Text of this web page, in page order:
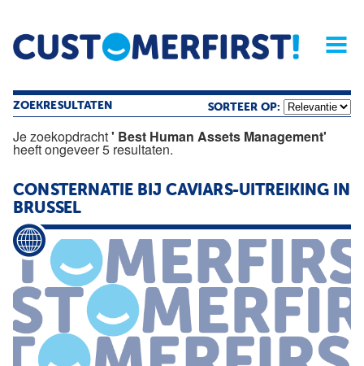
Home Opinie Archief
Magazine
ZOEKRESULTATEN SORTEER OP:
Je zoekopdracht' Best Human Assets Management'
heeft ongeveer 5 resultaten.
CONSTERNATIE BIJ CAVIARS-UITREIKING IN
BRUSSEL